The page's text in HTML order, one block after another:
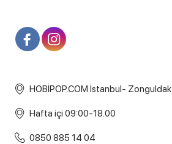
HOBİPOP.COM İstanbul- Zonguldak
Hafta içi 09:00-18.00
0850 885 14 04